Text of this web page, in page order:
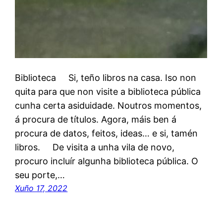
Biblioteca Si, teño libros na casa. Iso non
quita para que non visite a biblioteca pública
cunha certa asiduidade. Noutros momentos,
á procura de títulos. Agora, máis ben á
procura de datos, feitos, ideas… e si, tamén
libros. De visita a unha vila de novo,
procuro incluír algunha biblioteca pública. O
seu porte,…
Xuño 17, 2022